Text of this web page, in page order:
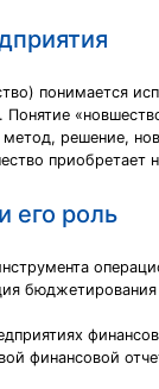
понимается
решение,
приобретает
его роль
финансовой